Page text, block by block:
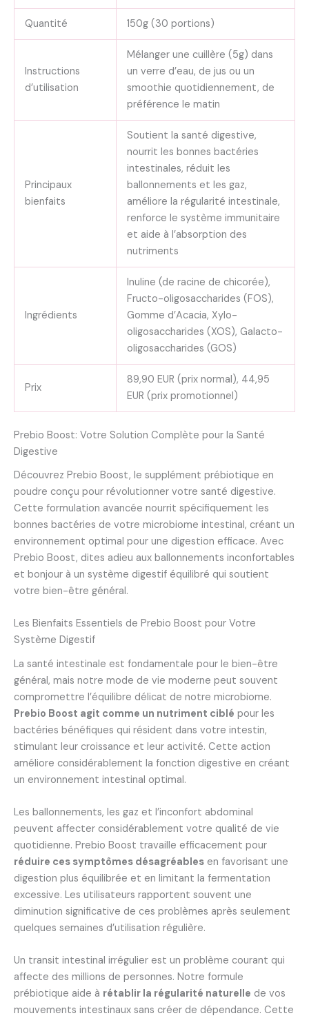
Quantité 150g (30 portions)
Instructions
d’utilisation
Mélanger une cuillère (5g) dans
un verre d’eau, de jus ou un
smoothie quotidiennement, de
préférence le matin
Principaux
bienfaits
Soutient la santé digestive,
nourrit les bonnes bactéries
intestinales, réduit les
ballonnements et les gaz,
améliore la régularité intestinale,
renforce le système immunitaire
et aide à l’absorption des
nutriments
Ingrédients
Inuline (de racine de chicorée),
Fructo-oligosaccharides (FOS),
Gomme d’Acacia, Xylo-
oligosaccharides (XOS), Galacto-
oligosaccharides (GOS)
Prix
89,90 EUR (prix normal), 44,95
EUR (prix promotionnel)
Prebio Boost: Votre Solution Complète pour la Santé
Digestive
Découvrez Prebio Boost, le supplément prébiotique en
poudre conçu pour révolutionner votre santé digestive.
Cette formulation avancée nourrit spécifiquement les
bonnes bactéries de votre microbiome intestinal, créant un
environnement optimal pour une digestion efficace. Avec
Prebio Boost, dites adieu aux ballonnements inconfortables
et bonjour à un système digestif équilibré qui soutient
votre bien-être général.
Les Bienfaits Essentiels de Prebio Boost pour Votre
Système Digestif
La santé intestinale est fondamentale pour le bien-être
général, mais notre mode de vie moderne peut souvent
compromettre l’équilibre délicat de notre microbiome.
Prebio Boost agit comme un nutriment ciblé pour les
bactéries bénéfiques qui résident dans votre intestin,
stimulant leur croissance et leur activité. Cette action
améliore considérablement la fonction digestive en créant
un environnement intestinal optimal.
Les ballonnements, les gaz et l’inconfort abdominal
peuvent affecter considérablement votre qualité de vie
quotidienne. Prebio Boost travaille efficacement pour
réduire ces symptômes désagréables en favorisant une
digestion plus équilibrée et en limitant la fermentation
excessive. Les utilisateurs rapportent souvent une
diminution significative de ces problèmes après seulement
quelques semaines d’utilisation régulière.
Un transit intestinal irrégulier est un problème courant qui
affecte des millions de personnes. Notre formule
prébiotique aide à rétablir la régularité naturelle de vos
mouvements intestinaux sans créer de dépendance. Cette